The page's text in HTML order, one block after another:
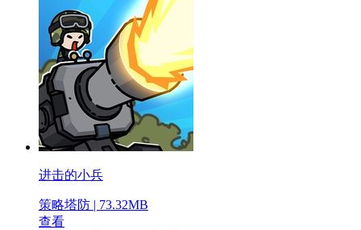
进击的小兵
策略塔防 | 73.32MB
查看